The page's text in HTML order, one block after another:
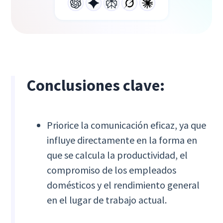
Conclusiones clave:
Priorice la comunicación eficaz, ya que
influye directamente en la forma en
que se calcula la productividad, el
compromiso de los empleados
domésticos y el rendimiento general
en el lugar de trabajo actual.